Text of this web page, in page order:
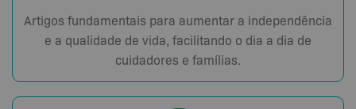
Artigos fundamentais para aumentar a independência
e a qualidade de vida, facilitando o dia a dia de
cuidadores e famílias.